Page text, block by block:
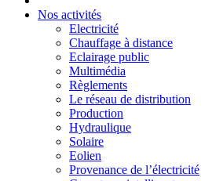
Nos activités
Electricité
Chauffage à distance
Eclairage public
Multimédia
Règlements
Le réseau de distribution
Production
Hydraulique
Solaire
Eolien
Provenance de l’électricité